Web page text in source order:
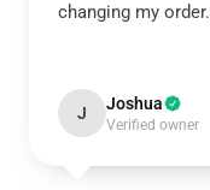
changing my order.
J Joshua
Verified owner